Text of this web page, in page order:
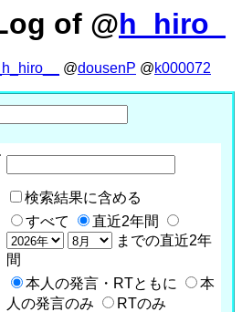
of @h_hiro_
@dousenP @k000072
検索結果に含める
すべて
直近2年間
までの直近2年
間
本人の発言・RTともに
本
人の発言のみ
RTのみ